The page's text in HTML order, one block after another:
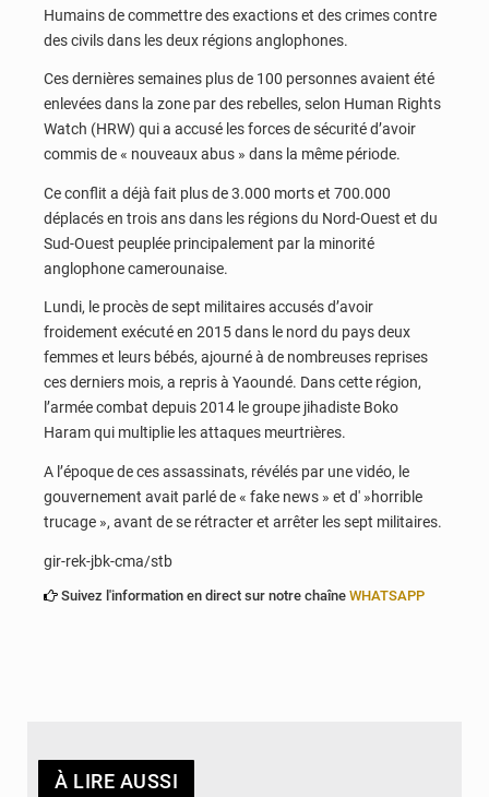
Humains de commettre des exactions et des crimes contre
des civils dans les deux régions anglophones.
Ces dernières semaines plus de 100 personnes avaient été
enlevées dans la zone par des rebelles, selon Human Rights
Watch (HRW) qui a accusé les forces de sécurité d’avoir
commis de « nouveaux abus » dans la même période.
Ce conflit a déjà fait plus de 3.000 morts et 700.000
déplacés en trois ans dans les régions du Nord-Ouest et du
Sud-Ouest peuplée principalement par la minorité
anglophone camerounaise.
Lundi, le procès de sept militaires accusés d’avoir
froidement exécuté en 2015 dans le nord du pays deux
femmes et leurs bébés, ajourné à de nombreuses reprises
ces derniers mois, a repris à Yaoundé. Dans cette région,
l’armée combat depuis 2014 le groupe jihadiste Boko
Haram qui multiplie les attaques meurtrières.
A l’époque de ces assassinats, révélés par une vidéo, le
gouvernement avait parlé de « fake news » et d' »horrible
trucage », avant de se rétracter et arrêter les sept militaires.
gir-rek-jbk-cma/stb
Suivez l'information en direct sur notre chaîne WHATSAPP
À LIRE AUSSI